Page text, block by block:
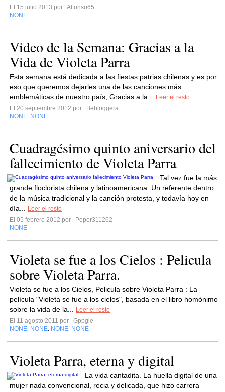
El 15 julio 2013 por Alfonso65
NONE
Video de la Semana: Gracias a la
Vida de Violeta Parra
Esta semana está dedicada a las fiestas patrias chilenas y es por
eso que queremos dejarles una de las canciones más
emblemáticas de nuestro país, Gracias a la...
Leer el resto
El 20 septiembre 2012 por
Bebloggera
NONE NONE
Cuadragésimo quinto aniversario del
fallecimiento de Violeta Parra
Tal vez fue la más
grande floclorista chilena y latinoamericana. Un referente dentro
de la música tradicional y la canción protesta, y todavía hoy en
día...
Leer el resto
El 05 febrero 2012 por
Peper311262
NONE
Violeta se fue a los Cielos : Pelicula
sobre Violeta Parra.
Violeta se fue a los Cielos, Pelicula sobre Violeta Parra : La
película "Violeta se fue a los cielos", basada en el libro homónimo
sobre la vida de la...
Leer el resto
El 11 agosto 2011 por
Gppgle
NONE NONE NONE NONE
Violeta Parra, eterna y digital
La vida cantadita. La huella digital de una
mujer nada convencional, recia y delicada, que hizo carrera